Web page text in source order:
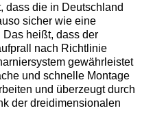
dass die in Deutschland
sicher wie eine
heißt, dass der
nach Richtlinie
gewährleistet
und schnelle Montage
und überzeugt durch
der dreidimensionalen